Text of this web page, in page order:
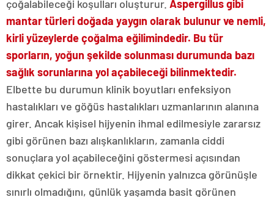
çoğalabileceği koşulları oluşturur. Aspergillus gibi
mantar türleri doğada yaygın olarak bulunur ve nemli,
kirli yüzeylerde çoğalma eğilimindedir. Bu tür
sporların, yoğun şekilde solunması durumunda bazı
sağlık sorunlarına yol açabileceği bilinmektedir.
Elbette bu durumun klinik boyutları enfeksiyon
hastalıkları ve göğüs hastalıkları uzmanlarının alanına
girer. Ancak kişisel hijyenin ihmal edilmesiyle zararsız
gibi görünen bazı alışkanlıkların, zamanla ciddi
sonuçlara yol açabileceğini göstermesi açısından
dikkat çekici bir örnektir. Hijyenin yalnızca görünüşle
sınırlı olmadığını, günlük yaşamda basit görünen